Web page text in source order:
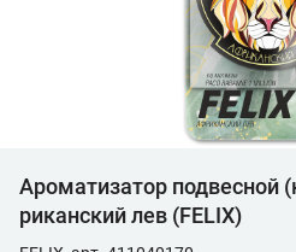
Ароматизатор подвесной
риканский лев (FELIX)